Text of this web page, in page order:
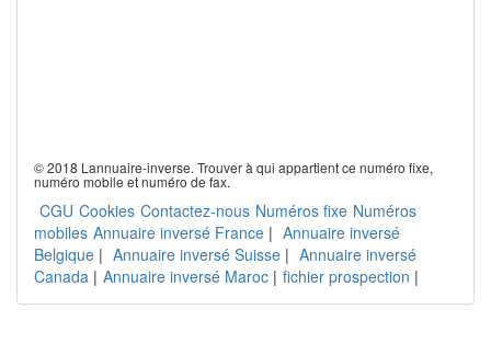
© 2018 Lannuaire-inverse. Trouver à qui appartient ce numéro fixe,
numéro mobile et numéro de fax.
CGU Cookies Contactez-nous Numéros fixe Numéros
mobiles Annuaire inversé France | Annuaire inversé
Belgique | Annuaire inversé Suisse | Annuaire inversé
Canada | Annuaire inversé Maroc | fichier prospection |